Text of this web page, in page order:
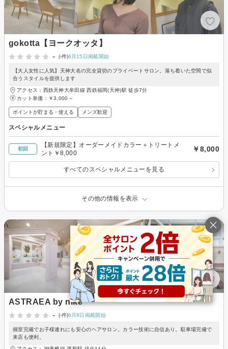
gokotta【ヨークオッタ】
-
(-件)6月15日掲載開始
【大人女性に人気】天神大名の完全貸切のプライベートサロン。落ち着いた空間で似
合うスタイルを提供します
アクセス：西鉄天神大牟田線 西鉄福岡(天神)駅 徒歩7分
カット単価： ￥3,000～
ポイントが貯まる・使える メンズ歓迎
スペシャルメニュー
初回
【新規限定】オーダーメイドカラー＋トリートメ
ント￥8,000
￥8,000
すべてのスペシャルメニューを見る
その他の情報を表示
ASTRAEA by nike
-
(-件)6月8日掲載開始
個室完備でお子様連れにも安心のヘアサロン。カラー技術に自信あり。駐車場完備で
来店も便利。